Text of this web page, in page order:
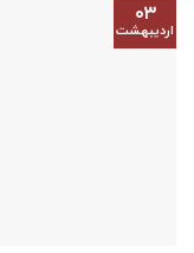
۰۳
اردیبهشت